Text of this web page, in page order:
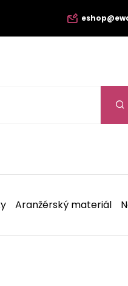
Aranžérský materiál